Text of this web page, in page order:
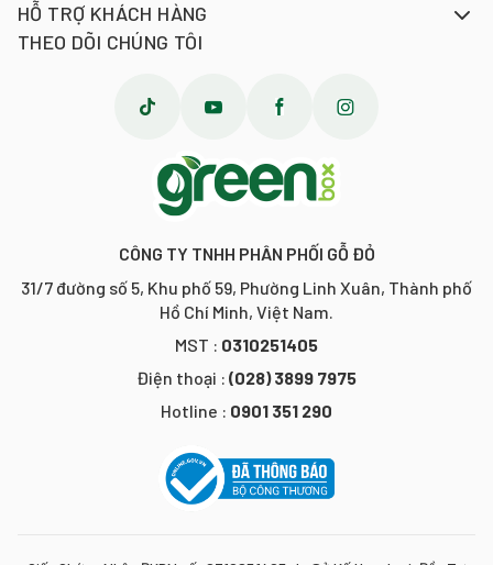
CÔNG TY TNHH PHÂN PHỐI GỖ ĐỎ
31/7 đường số 5, Khu phố 59, Phường Linh Xuân, Thành phố
Hồ Chí Minh, Việt Nam.
MST : 0310251405
Điện thoại : (028) 3899 7975
Hotline : 0901 351 290
HỖ TRỢ KHÁCH HÀNG
THEO DÕI CHÚNG TÔI